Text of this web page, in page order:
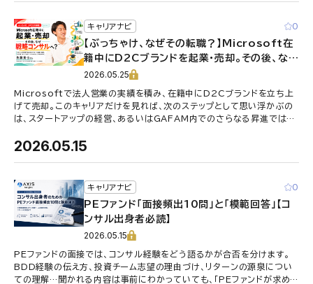
キャリアナビ 0
【ぶっちゃけ、なぜその転職？】Microsoft在
籍中にD2Cブランドを起業・売却。その後、なぜ
あえての「戦略コンサル転職」だったのか。
2026.05.25
Microsoftで法人営業の実績を積み、在籍中にD2Cブランドを立ち上
げて売却。このキャリアだけを見れば、次のステップとして思い浮かぶの
は、スタートアップの経営、あるいはGAFAM内でのさらなる昇進ではな
2026.05.15
キャリアナビ 0
PEファンド「面接頻出10問」と「模範回答」【コ
ンサル出身者必読】
2026.05.15
PEファンドの面接では、コンサル経験をどう語るかが合否を分けます。
BDD経験の伝え方、投資チーム志望の理由づけ、リターンの源泉につい
ての理解…聞かれる内容は事前にわかっていても、「PEファンドが求め